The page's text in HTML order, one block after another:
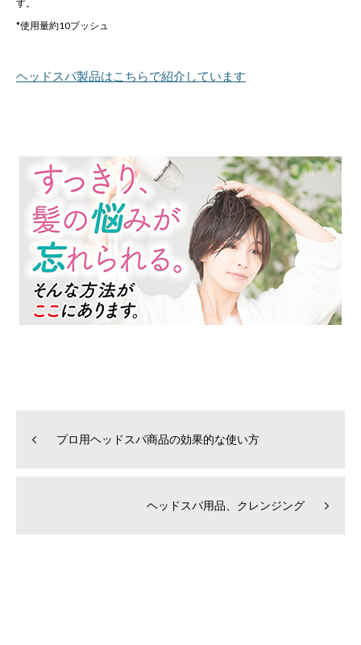
す。
*使用量約10プッシュ
ヘッドスパ製品はこちらで紹介しています
プロ用ヘッドスパ商品の効果的な使い方
ヘッドスパ用品、クレンジング